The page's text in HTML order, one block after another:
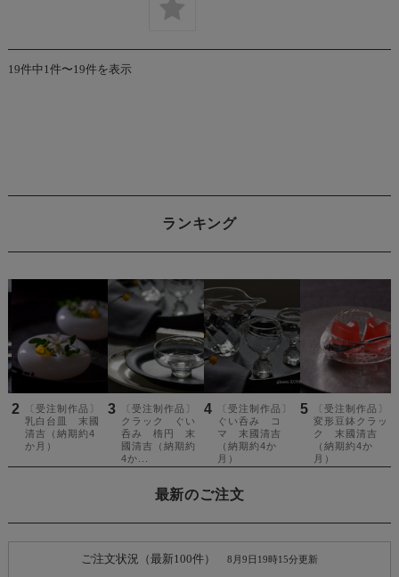
19件中1件〜19件を表示
ランキング
最新のご注文